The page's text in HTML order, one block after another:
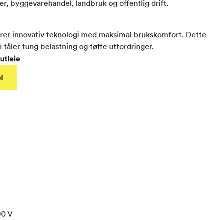
byggevarehandel, landbruk og offentlig drift.
innovativ teknologi med maksimal brukskomfort. Dette
tåler tung belastning og tøffe utfordringer.
V